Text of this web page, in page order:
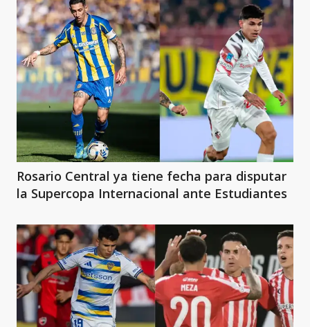
Rosario Central ya tiene fecha para disputar
la Supercopa Internacional ante Estudiantes